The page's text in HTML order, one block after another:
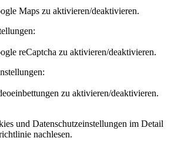
Maps zu aktivieren/deaktivieren.
reCaptcha zu aktivieren/deaktivieren.
zu aktivieren/deaktivieren.
und Datenschutzeinstellungen im Detail
nachlesen.